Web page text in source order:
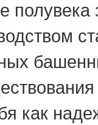
полувека
как